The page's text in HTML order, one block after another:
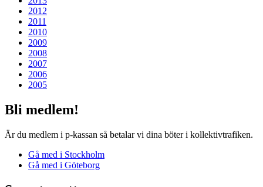
2012
2011
2010
2009
2008
2007
2006
2005
Bli medlem!
Är du medlem i p-kassan så betalar vi dina böter i kollektiv­trafiken.
Gå med i Stockholm
Gå med i Göteborg